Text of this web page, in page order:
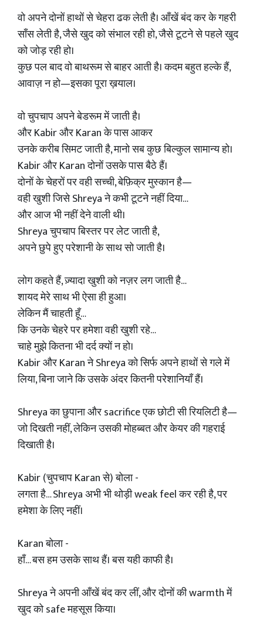
वो अपने दोनों हाथों से चेहरा ढक लेती है। आँखें बंद कर के गहरी
साँस लेती है, जैसे खुद को संभाल रही हो, जैसे टूटने से पहले खुद
को जोड़ रही हो।
कुछ पल बाद वो बाथरूम से बाहर आती है। कदम बहुत हल्के हैं,
आवाज़ न हो—इसका पूरा ख़याल।
वो चुपचाप अपने बेडरूम में जाती है।
और Kabir और Karan के पास आकर
उनके करीब सिमट जाती है, मानो सब कुछ बिल्कुल सामान्य हो।
Kabir और Karan दोनों उसके पास बैठे हैं।
दोनों के चेहरों पर वही सच्ची, बेफ़िक्र मुस्कान है—
वही खुशी जिसे Shreya ने कभी टूटने नहीं दिया…
और आज भी नहीं देने वाली थी।
Shreya चुपचाप बिस्तर पर लेट जाती है,
अपने छुपे हुए परेशानी के साथ सो जाती है।
लोग कहते हैं, ज़्यादा खुशी को नज़र लग जाती है…
शायद मेरे साथ भी ऐसा ही हुआ।
लेकिन मैं चाहती हूँ…
कि उनके चेहरे पर हमेशा वही खुशी रहे…
चाहे मुझे कितना भी दर्द क्यों न हो।
Kabir और Karan ने Shreya को सिर्फ अपने हाथों से गले में
लिया, बिना जाने कि उसके अंदर कितनी परेशानियाँ हैं।
Shreya का छुपाना और sacrifice एक छोटी सी रियलिटी है—
जो दिखती नहीं, लेकिन उसकी मोहब्बत और केयर की गहराई
दिखाती है।
Kabir (चुपचाप Karan से) बोला -
लगता है… Shreya अभी भी थोड़ी weak feel कर रही है, पर
हमेशा के लिए नहीं।
Karan बोला -
हाँ… बस हम उसके साथ हैं। बस यही काफी है।
Shreya ने अपनी आँखें बंद कर लीं, और दोनों की warmth में
खुद को safe महसूस किया।